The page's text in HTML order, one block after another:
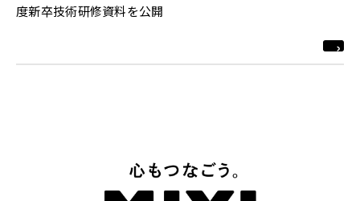
度新卒技術研修資料を公開